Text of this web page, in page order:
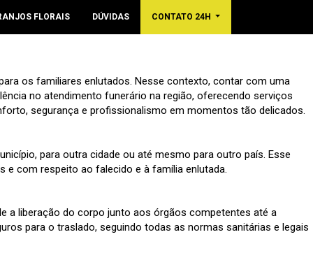
FLORAIS DÚVIDAS CONTATO 24H
os familiares enlutados. Nesse contexto, contar com uma
no atendimento funerário na região, oferecendo serviços
segurança e profissionalismo em momentos tão delicados.
para outra cidade ou até mesmo para outro país. Esse
com respeito ao falecido e à família enlutada.
a liberação do corpo junto aos órgãos competentes até a
para o traslado, seguindo todas as normas sanitárias e legais